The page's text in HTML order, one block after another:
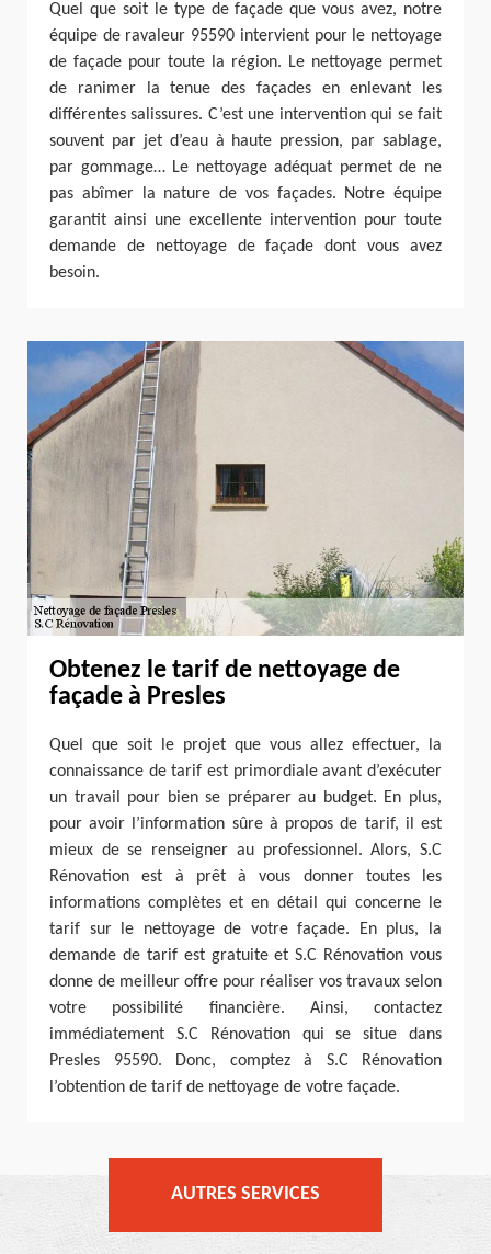
Quel que soit le type de façade que vous avez, notre
équipe de ravaleur 95590 intervient pour le nettoyage
de façade pour toute la région. Le nettoyage permet
de ranimer la tenue des façades en enlevant les
différentes salissures. C’est une intervention qui se fait
souvent par jet d’eau à haute pression, par sablage,
par gommage… Le nettoyage adéquat permet de ne
pas abîmer la nature de vos façades. Notre équipe
garantit ainsi une excellente intervention pour toute
demande de nettoyage de façade dont vous avez
besoin.
Obtenez le tarif de nettoyage de
façade à Presles
Quel que soit le projet que vous allez effectuer, la
connaissance de tarif est primordiale avant d’exécuter
un travail pour bien se préparer au budget. En plus,
pour avoir l’information sûre à propos de tarif, il est
mieux de se renseigner au professionnel. Alors, S.C
Rénovation est à prêt à vous donner toutes les
informations complètes et en détail qui concerne le
tarif sur le nettoyage de votre façade. En plus, la
demande de tarif est gratuite et S.C Rénovation vous
donne de meilleur offre pour réaliser vos travaux selon
votre possibilité financière. Ainsi, contactez
immédiatement S.C Rénovation qui se situe dans
Presles 95590. Donc, comptez à S.C Rénovation
l’obtention de tarif de nettoyage de votre façade.
AUTRES SERVICES